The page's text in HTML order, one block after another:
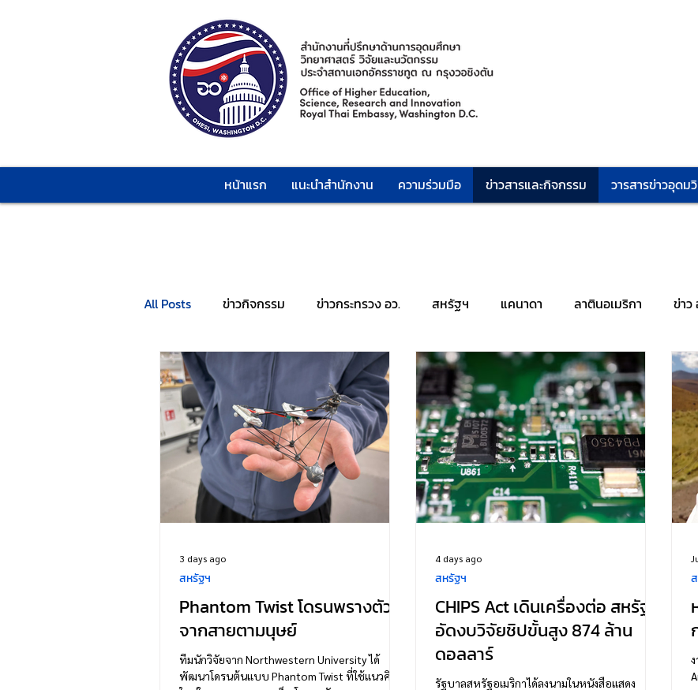
หน้าแรก แนะนำสำนักงาน ความร่วมมือ ข่าวสารและกิจกรรม วารสารข่าวอุดม
All Posts ข่าวกิจกรรม ข่าวกระทรวง อว. สหรัฐฯ แคนาดา ลาตินอเมริกา ข่าว
Phantom Twist โดรนพรางตัว
จากสายตามนุษย์
ทีมนักวิจัยจาก Northwestern University ได้
พัฒนาโดรนต้นแบบ Phantom Twist ที่ใช้แนวคิด
สหรัฐฯ
3 days ago
CHIPS Act เดินเครื่องต่อ สหรัฐฯ
อัดงบวิจัยชิปขั้นสูง 874 ล้าน
ดอลลาร์
รัฐบาลสหรัฐอเมริกาได้ลงนามในหนังสือแสดง
สหรัฐฯ
4 days ago